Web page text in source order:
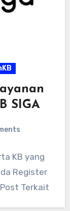
SIGA
KB yang
Register
Post Terkait